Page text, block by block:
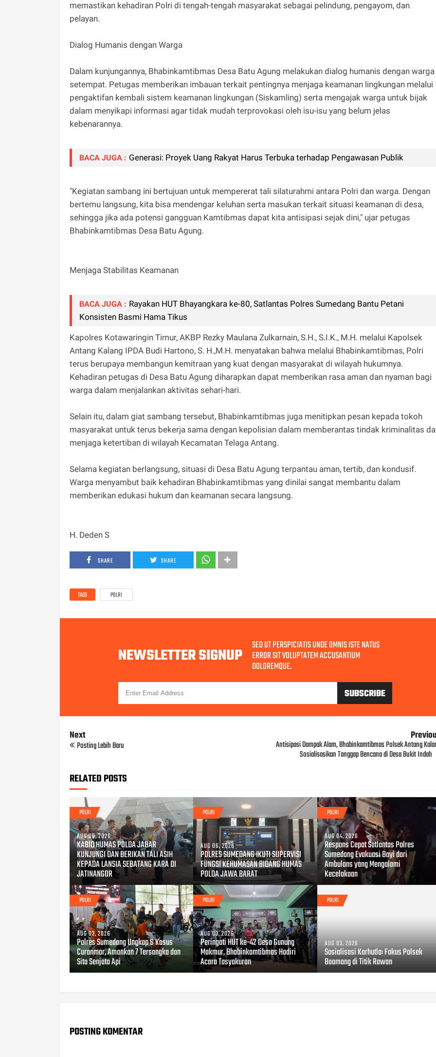
memastikan kehadiran Polri di tengah-tengah masyarakat sebagai pelindung, pengayom, dan
pelayan.
Dialog Humanis dengan Warga
Dalam kunjungannya, Bhabinkamtibmas Desa Batu Agung melakukan dialog humanis dengan warga
setempat. Petugas memberikan imbauan terkait pentingnya menjaga keamanan lingkungan melalui
pengaktifan kembali sistem keamanan lingkungan (Siskamling) serta mengajak warga untuk bijak
dalam menyikapi informasi agar tidak mudah terprovokasi oleh isu-isu yang belum jelas
kebenarannya.
BACA JUGA : Generasi: Proyek Uang Rakyat Harus Terbuka terhadap Pengawasan Publik
"Kegiatan sambang ini bertujuan untuk mempererat tali silaturahmi antara Polri dan warga. Dengan
bertemu langsung, kita bisa mendengar keluhan serta masukan terkait situasi keamanan di desa,
sehingga jika ada potensi gangguan Kamtibmas dapat kita antisipasi sejak dini," ujar petugas
Bhabinkamtibmas Desa Batu Agung.
Menjaga Stabilitas Keamanan
BACA JUGA : Rayakan HUT Bhayangkara ke-80, Satlantas Polres Sumedang Bantu Petani
Konsisten Basmi Hama Tikus
Kapolres Kotawaringin Timur, AKBP Rezky Maulana Zulkarnain, S.H., S.I.K., M.H. melalui Kapolsek
Antang Kalang IPDA Budi Hartono, S. H.,M.H. menyatakan bahwa melalui Bhabinkamtibmas, Polri
terus berupaya membangun kemitraan yang kuat dengan masyarakat di wilayah hukumnya.
Kehadiran petugas di Desa Batu Agung diharapkan dapat memberikan rasa aman dan nyaman bagi
warga dalam menjalankan aktivitas sehari-hari.
Selain itu, dalam giat sambang tersebut, Bhabinkamtibmas juga menitipkan pesan kepada tokoh
masyarakat untuk terus bekerja sama dengan kepolisian dalam memberantas tindak kriminalitas
menjaga ketertiban di wilayah Kecamatan Telaga Antang.
Selama kegiatan berlangsung, situasi di Desa Batu Agung terpantau aman, tertib, dan kondusif.
Warga menyambut baik kehadiran Bhabinkamtibmas yang dinilai sangat membantu dalam
memberikan edukasi hukum dan keamanan secara langsung.
H. Deden S
SHARE SHARE
TAGS POLRI
NEWSLETTER SIGNUP SED UT PERSPICIATIS UNDE OMNIS ISTE NATUS
ERROR SIT VOLUPTATEM ACCUSANTIUM
DOLOREMQUE.
Next
Posting Lebih Baru Antisipasi Dampak Alam, Bhabinkamtibmas Polsek Antang
Sosialisasikan Tanggap Bencana di Desa Bukit Indah
RELATED POSTS
POLRI
AUG 06, 2026
KABID HUMAS POLDA JABAR
KUNJUNGI DAN BERIKAN TALI ASIH
KEPADA LANSIA SEBATANG KARA DI
JATINANGOR
POLRI
AUG 06, 2026
POLRES SUMEDANG IKUTI SUPERVISI
FUNGSI KEHUMASAN BIDANG HUMAS
POLDA JAWA BARAT
POLRI
AUG 04, 2026
Respons Cepat Satlantas Polres
Sumedang Evakuasi Bayi dari
Ambulans yang Mengalami
Kecelakaan
POLRI
AUG 03, 2026
Polres Sumedang Ungkap 6 Kasus
Curanmor, Amankan 7 Tersangka dan
Sita Senjata Api
POLRI
AUG 03, 2026
Peringati HUT ke-42 Desa Gunung
Makmur, Bhabinkamtibmas Hadiri
Acara Tasyakuran
POLRI
AUG 03, 2026
Sosialisasi Karhutla: Fokus Polsek
Baamang di Titik Rawan
POSTING KOMENTAR